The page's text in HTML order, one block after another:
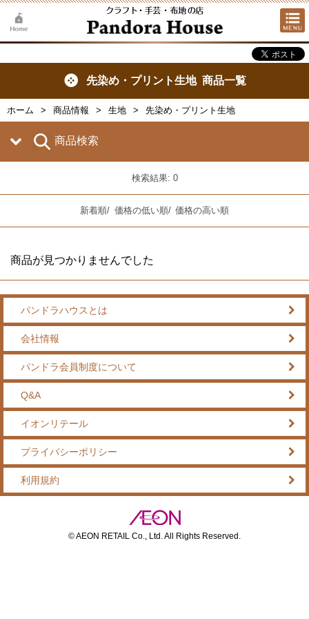
先染め・プリント生地 商品一覧
ホーム 商品情報 生地 先染め・プリント生地
商品検索
検索結果: 0
新着順/ 価格の低い順/ 価格の高い順
商品が見つかりませんでした
パンドラハウスとは
会社情報
パンドラ会員制度について
Q&A
イオンリテール
プライバシーポリシー
利用規約
© AEON RETAIL Co., Ltd. All Rights Reserved.